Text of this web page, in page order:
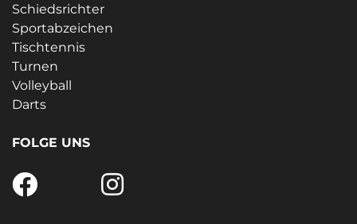
Schiedsrichter
Sportabzeichen
Tischtennis
Turnen
Volleyball
Darts
FOLGE UNS